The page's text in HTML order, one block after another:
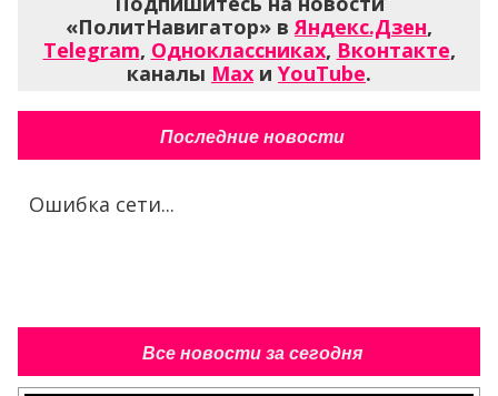
«ПолитНавигатор» вЯндекс.Дзен,
Telegram, Одноклассниках, Вконтакте,
каналы Max и YouTube.
Последние новости
Ошибка сети...
Все новости за сегодня